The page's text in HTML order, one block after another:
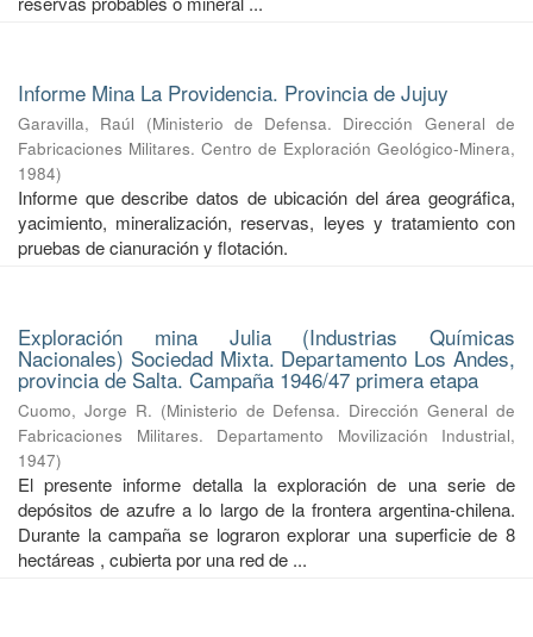
Informe Mina La Providencia. Provincia de Jujuy
Garavilla, Raúl (Ministerio de Defensa. Dirección General de
Fabricaciones Militares. Centro de Exploración Geológico-Minera,
1984)
Informe que describe datos de ubicación del área geográfica,
yacimiento, mineralización, reservas, leyes y tratamiento con
pruebas de cianuración y flotación.
Exploración mina Julia (Industrias Químicas
Nacionales) Sociedad Mixta. Departamento Los Andes,
provincia de Salta. Campaña 1946/47 primera etapa
Cuomo, Jorge R. (Ministerio de Defensa. Dirección General de
Fabricaciones Militares. Departamento Movilización Industrial,
1947)
El presente informe detalla la exploración de una serie de
depósitos de azufre a lo largo de la frontera argentina-chilena.
Durante la campaña se lograron explorar una superficie de 8
hectáreas , cubierta por una red de ...